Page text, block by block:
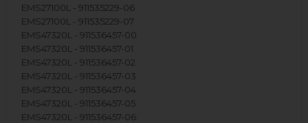
EMS27100L - 911535229-06
EMS27100L - 911535229-07
EMS47320L - 911536457-00
EMS47320L - 911536457-01
EMS47320L - 911536457-02
EMS47320L - 911536457-03
EMS47320L - 911536457-04
EMS47320L - 911536457-05
EMS47320L - 911536457-06